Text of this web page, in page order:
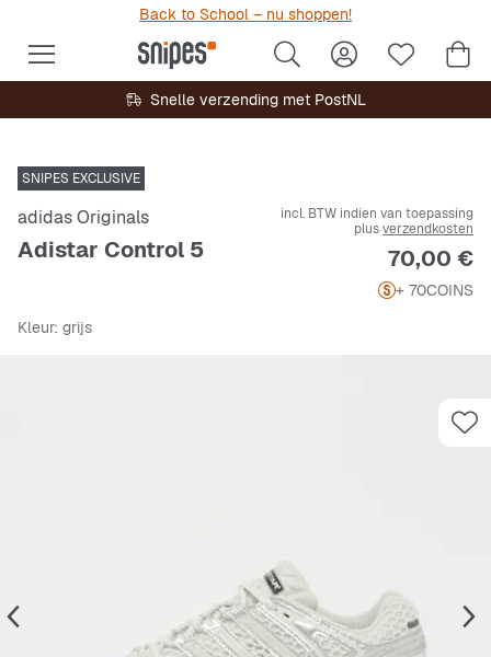
Back to School – nu shoppen!
Snelle verzending met PostNL
SNIPES EXCLUSIVE
adidas Originals
Adistar Control 5
incl. BTW indien van toepassing
plusverzendkosten
Prijs
70,00 €
+ 70COINS
Kleur: grijs